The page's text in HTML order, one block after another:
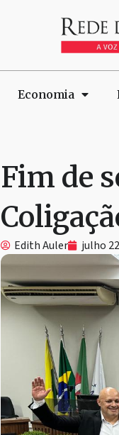
Economia
Fim de
Edith Auler julho